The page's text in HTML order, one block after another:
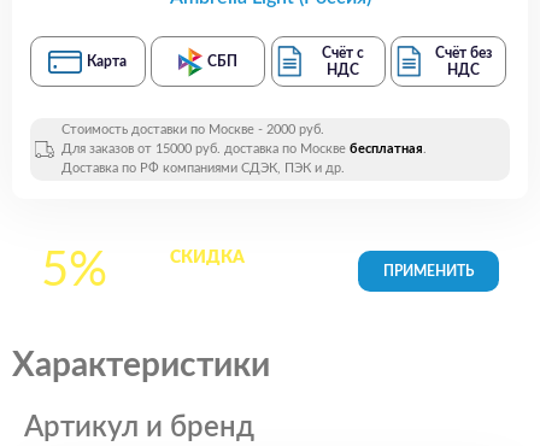
Карта СБП
Счёт с
НДС
Счёт без
НДС
Стоимость доставки по Москве - 2000 руб.
Для заказов от 15000 руб. доставка по Москве бесплатная.
Доставка по РФ компаниями СДЭК, ПЭК и др.
5% СКИДКАна все
Характеристики
Артикул и бренд